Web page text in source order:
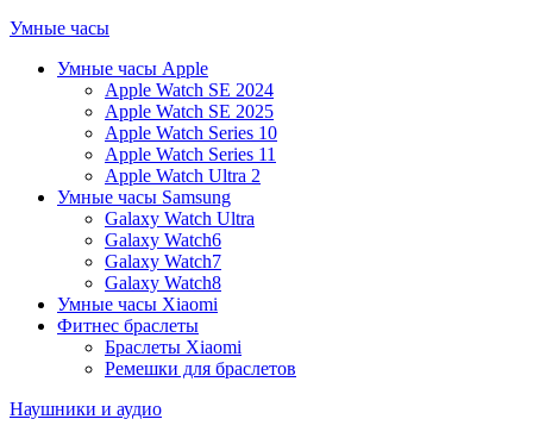
Умные часы
Умные часы Apple
Apple Watch SE 2024
Apple Watch SE 2025
Apple Watch Series 10
Apple Watch Series 11
Apple Watch Ultra 2
Умные часы Samsung
Galaxy Watch Ultra
Galaxy Watch6
Galaxy Watch7
Galaxy Watch8
Умные часы Xiaomi
Фитнес браслеты
Браслеты Xiaomi
Ремешки для браслетов
Наушники и аудио